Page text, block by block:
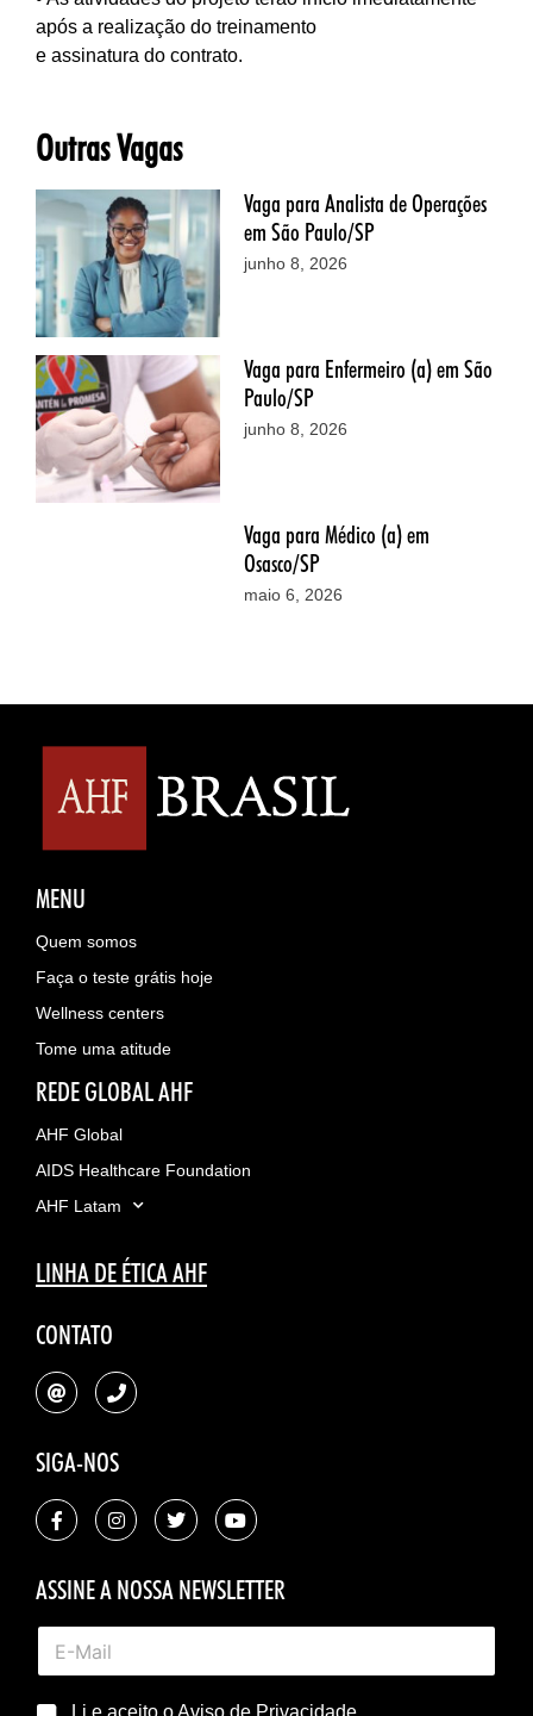
após a realização do treinamento
e assinatura do contrato.
Outras Vagas
Vaga para Analista de Operações
em São Paulo/SP
junho 8, 2026
Vaga para Enfermeiro (a) em São
Paulo/SP
junho 8, 2026
Vaga para Médico (a) em
Osasco/SP
maio 6, 2026
MENU
Quem somos
Faça o teste grátis hoje
Wellness centers
Tome uma atitude
REDE GLOBAL AHF
AHF Global
AIDS Healthcare Foundation
AHF Latam
LINHA DE ÉTICA AHF
CONTATO
SIGA-NOS
ASSINE A NOSSA NEWSLETTER